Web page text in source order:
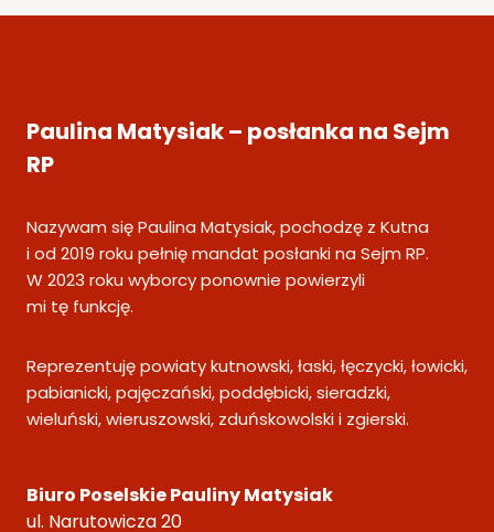
Paulina Matysiak – posłanka na Sejm
RP
Nazywam się Paulina Matysiak, pochodzę z Kutna
i od 2019 roku pełnię mandat posłanki na Sejm RP.
W 2023 roku wyborcy ponownie powierzyli
mi tę funkcję.
Reprezentuję powiaty kutnowski, łaski, łęczycki, łowicki,
pabianicki, pajęczański, poddębicki, sieradzki,
wieluński, wieruszowski, zduńskowolski i zgierski.
Biuro Poselskie Pauliny Matysiak
ul. Narutowicza 20